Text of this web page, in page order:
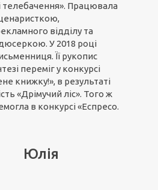
телебачення». Працювала
відділу та
У 2018 році
Її рукопис
переміг у конкурсі
книжку!», в результаті
«Дрімучий ліс». Того ж
в конкурсі «Еспресо.
Юлія